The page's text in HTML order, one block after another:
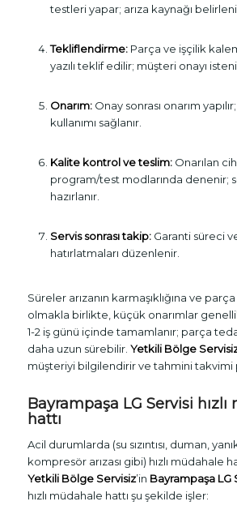
testleri yapar; arıza kaynağı
Tekliflendirme:Parça ve işçilik
yazılı teklif edilir; müşteri onayı
Onarım:Onay sonrası onarım
kullanımı sağlanır.
Kalite kontrol ve teslim:Onarılan
program/test modlarında denenir;
hazırlanır.
Servis sonrası takip:Garanti süreci
hatırlatmaları düzenlenir.
Süreler arızanın karmaşıklığına ve
olmakla birlikte, küçük onarımlar
1-2 iş günü içinde tamamlanır; parça
daha uzun sürebilir. Yetkili Bölge
müşteriyi bilgilendirir ve tahmini takvimi
Bayrampaşa LG Servisi
hattı
Acil durumlarda (su sızıntısı, duman,
kompresör arızası gibi) hızlı müdahale
Yetkili Bölge Servisiz’in Bayrampaşa LG
hızlı müdahale hattı şu şekilde işler: